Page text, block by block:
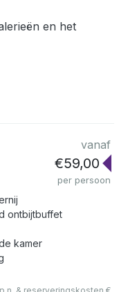
en het
vanaf
€59,00
per persoon
ontbijtbuffet
kamer